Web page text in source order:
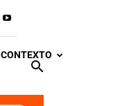
CONTEXTO